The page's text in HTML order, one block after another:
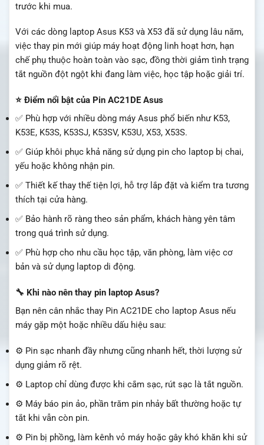
trước khi mua.
Với các dòng laptop Asus K53 và X53 đã sử dụng lâu năm,
việc thay pin mới giúp máy hoạt động linh hoạt hơn, hạn
chế phụ thuộc hoàn toàn vào sạc, đồng thời giảm tình trạng
tắt nguồn đột ngột khi đang làm việc, học tập hoặc giải trí.
⭐ Điểm nổi bật của Pin AC21DE Asus
✅ Phù hợp với nhiều dòng máy Asus phổ biến như K53,
K53E, K53S, K53SJ, K53SV, K53U, X53, X53S.
✅ Giúp khôi phục khả năng sử dụng pin cho laptop bị chai,
yếu hoặc không nhận pin.
✅ Thiết kế thay thế tiện lợi, hỗ trợ lắp đặt và kiểm tra tương
thích tại cửa hàng.
✅ Bảo hành rõ ràng theo sản phẩm, khách hàng yên tâm
trong quá trình sử dụng.
✅ Phù hợp cho nhu cầu học tập, văn phòng, làm việc cơ
bản và sử dụng laptop di động.
🔧 Khi nào nên thay pin laptop Asus?
Bạn nên cân nhắc thay Pin AC21DE cho laptop Asus nếu
máy gặp một hoặc nhiều dấu hiệu sau:
⚙️ Pin sạc nhanh đầy nhưng cũng nhanh hết, thời lượng sử
dụng giảm rõ rệt.
⚙️ Laptop chỉ dùng được khi cắm sạc, rút sạc là tắt nguồn.
⚙️ Máy báo pin ảo, phần trăm pin nhảy bất thường hoặc tự
tắt khi vẫn còn pin.
⚙️ Pin bị phồng, làm kênh vỏ máy hoặc gây khó khăn khi sử